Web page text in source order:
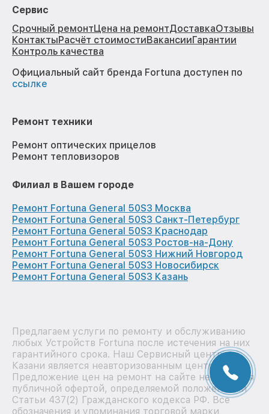
Сервис
Срочный ремонтЦена на ремонтДоставкаОтзывы
КонтактыРасчёт стоимостиВакансииГарантии
Контроль качества
Официальный сайт бренда Fortuna доступен по
ссылке
Ремонт техники
Ремонт оптических прицелов
Ремонт тепловизоров
Филиал в Вашем городе
Ремонт Fortuna General 50S3 Москва
Ремонт Fortuna General 50S3 Санкт-Петербург
Ремонт Fortuna General 50S3 Краснодар
Ремонт Fortuna General 50S3 Ростов-на-Дону
Ремонт Fortuna General 50S3 Нижний Новгород
Ремонт Fortuna General 50S3 Новосибирск
Ремонт Fortuna General 50S3 Казань
Предлагаем услуги по ремонту и обслуживанию
любых Устройств Fortuna после истечения на них
гарантийного срока. Наш Сервисный центр в
Казани является неавторизованным центром.
Предложение цен на ремонт на сайте не является
публичной офертой, определяемой положениями
Статьи 437(2) Гражданского кодекса РФ. Все
обозначения и упоминания торговой марки